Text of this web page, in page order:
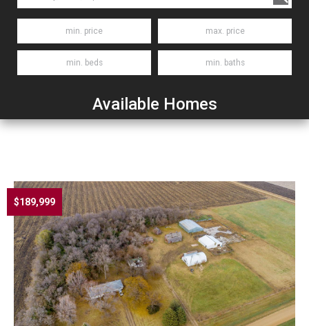
Available Homes
$189,999